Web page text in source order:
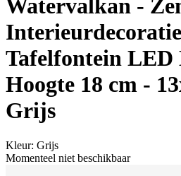
Watervalkan -
Tafelfontein LED
Hoogte 18 cm -
Grijs
Kleur: Grijs
Momenteel niet beschikbaar